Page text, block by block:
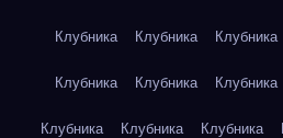
Клубника Клубника Клубника
Клубника Клубника Клубника
Клубника Клубника Клубника